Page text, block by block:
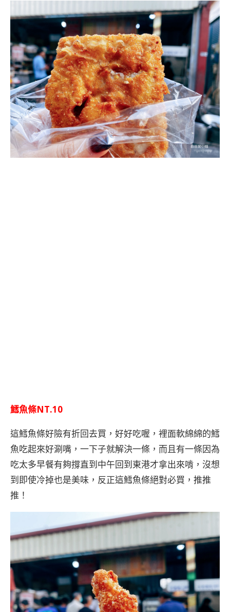
鱈魚條NT.10
這鱈魚條好險有折回去買，好好吃喔，裡面軟綿綿的鱈
魚吃起來好涮嘴，一下子就解決一條，而且有一條因為
吃太多早餐有夠撐直到中午回到東港才拿出來啃，沒想
到即使冷掉也是美味，反正這鱈魚條絕對必買，推推
推！